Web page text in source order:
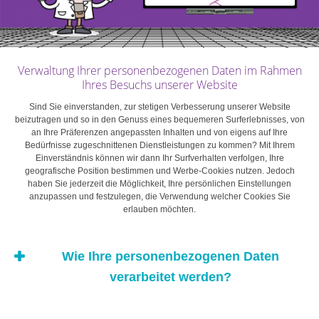
dessen Geschichte einem breiten Publikum durch den
Film „A Beautiful Mind“ bekannt wurde, der auf seinem
Leben basiert. Noch heute gibt es zahlreiche
Anwendungen in der Wirtschaft, die auf den Arbeiten von
John Nash basieren: Analyse des Verhaltens von
Unternehmen bei der Festlegung von Mengen, Preisen,
der Produktqualität, der Standortwahl usw. Weitere
Anwendungen betreffen die Geopolitik (beispielsweise
bei der Analyse der nuklearen Abschreckung etwa
während der Kubakrise 1962) und allgemein die
Untersuchung strategischer Entscheidungen.
Das Gefangenendilemma
Verwaltung Ihrer personenbezogenen Daten im Rahmen
Ihres Besuchs unserer Website
Sind Sie einverstanden, zur stetigen Verbesserung unserer Website
beizutragen und so in den Genuss eines bequemeren Surferlebnisses, von
an Ihre Präferenzen angepassten Inhalten und von eigens auf Ihre
Bedürfnisse zugeschnittenen Dienstleistungen zu kommen? Mit Ihrem
Einverständnis können wir dann Ihr Surfverhalten verfolgen, Ihre
geografische Position bestimmen und Werbe-Cookies nutzen. Jedoch
haben Sie jederzeit die Möglichkeit, Ihre persönlichen Einstellungen
anzupassen und festzulegen, die Verwendung welcher Cookies Sie
erlauben möchten.
Wie Ihre personenbezogenen Daten
verarbeitet werden?